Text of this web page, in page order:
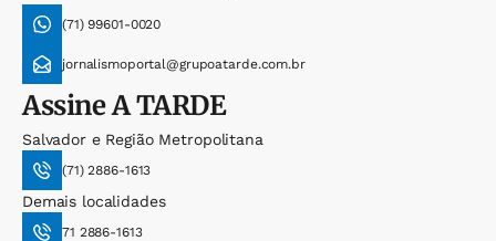
(71) 99601-0020
jornalismoportal@grupoatarde.com.br
AssineA TARDE
Salvador e Região Metropolitana
(71) 2886-1613
Demais localidades
71 2886-1613